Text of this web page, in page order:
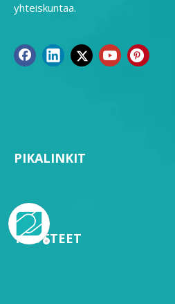
yhteiskuntaa.
PIKALINKIT
TUOTTEET